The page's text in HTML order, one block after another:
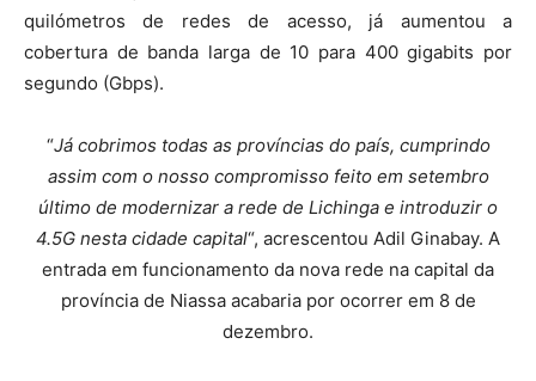
quilómetros de redes de acesso, já aumentou a
cobertura de banda larga de 10 para 400 gigabits por
segundo (Gbps).
“Já cobrimos todas as províncias do país, cumprindo
assim com o nosso compromisso feito em setembro
último de modernizar a rede de Lichinga e introduzir o
4.5G nesta cidade capital“, acrescentou Adil Ginabay. A
entrada em funcionamento da nova rede na capital da
província de Niassa acabaria por ocorrer em 8 de
dezembro.